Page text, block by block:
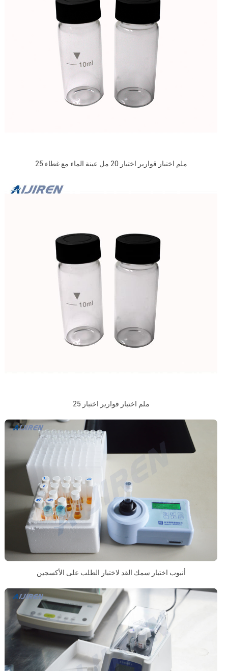
25 ملم اختبار قوارير اختبار 20 مل عينة الماء مع غطاء
25 ملم اختبار قوارير اختبار
أنبوب اختبار سمك القد لاختبار الطلب على الأكسجين